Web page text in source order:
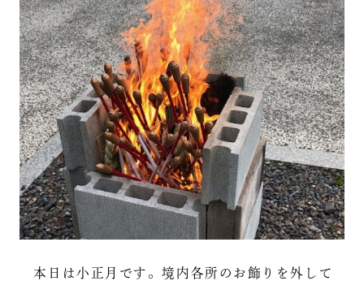
本日は小正月です。境内各所のお飾りを外して